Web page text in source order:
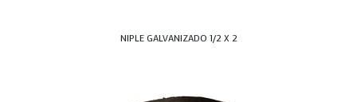
NIPLE GALVANIZADO 1/2 X 2